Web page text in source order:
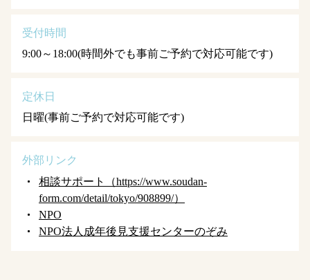
受付時間
9:00～18:00(時間外でも事前ご予約で対応可能です)
定休日
日曜(事前ご予約で対応可能です)
外部リンク
相談サポート（https://www.soudan-
form.com/detail/tokyo/908899/）
NPO
NPO法人成年後見支援センターのぞみ